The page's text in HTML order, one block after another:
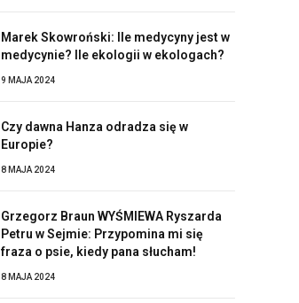
Marek Skowroński: Ile medycyny jest w
medycynie? Ile ekologii w ekologach?
9 MAJA 2024
Czy dawna Hanza odradza się w
Europie?
8 MAJA 2024
Grzegorz Braun WYŚMIEWA Ryszarda
Petru w Sejmie: Przypomina mi się
fraza o psie, kiedy pana słucham!
8 MAJA 2024